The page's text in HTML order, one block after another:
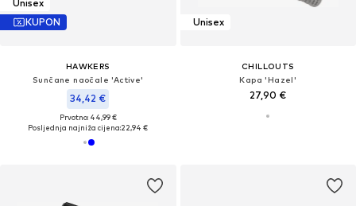
Unisex
KUPON
HAWKERS
Sunčane naočale 'Active'
34,42 €
Prvotno: 44,99 €
Posljednja najniža cijena:22,94 €
Unisex
CHILLOUTS
Kapa 'Hazel'
27,90 €